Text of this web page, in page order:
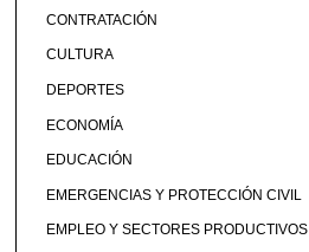
CONTRATACIÓN
CULTURA
DEPORTES
ECONOMÍA
EDUCACIÓN
EMERGENCIAS Y PROTECCIÓN CIVIL
EMPLEO Y SECTORES PRODUCTIVOS